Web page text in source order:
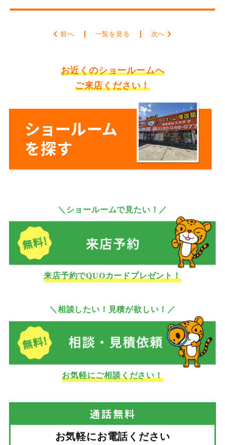
前へ 一覧を見る 次へ
お近くのショールームへ
ご来店ください！
＼ショールームで見たい！／
来店予約でQUOカードプレゼント！
＼相談したい！見積が欲しい！／
お気軽にご相談ください！
通話無料
お気軽にお電話ください